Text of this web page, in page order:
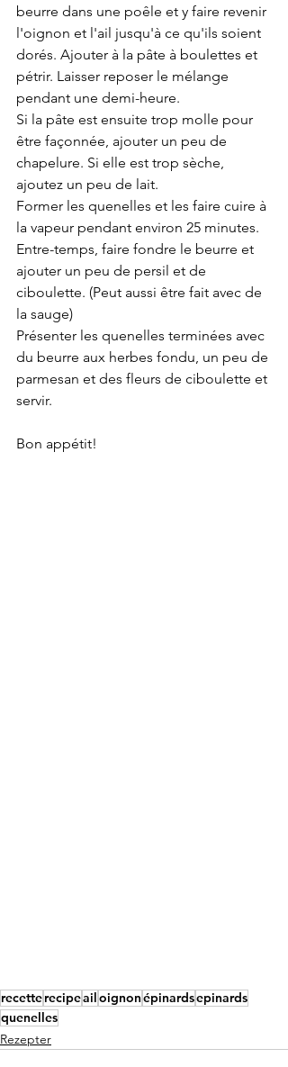
beurre dans une poêle et y faire revenir
l'oignon et l'ail jusqu'à ce qu'ils soient
dorés. Ajouter à la pâte à boulettes et
pétrir. Laisser reposer le mélange
pendant une demi-heure.
Si la pâte est ensuite trop molle pour
être façonnée, ajouter un peu de
chapelure. Si elle est trop sèche,
ajoutez un peu de lait.
Former les quenelles et les faire cuire à
la vapeur pendant environ 25 minutes.
Entre-temps, faire fondre le beurre et
ajouter un peu de persil et de
ciboulette. (Peut aussi être fait avec de
la sauge)
Présenter les quenelles terminées avec
du beurre aux herbes fondu, un peu de
parmesan et des fleurs de ciboulette et
servir.
Bon appétit!
recetterecipeailoignonépinardsepinards
quenelles
Rezepter